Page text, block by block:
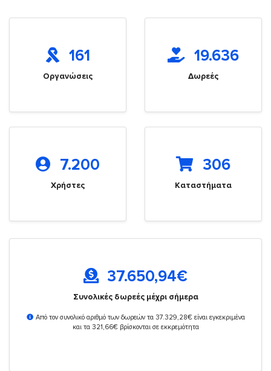
161
Οργανώσεις
19.636
Δωρεές
7.200
Χρήστες
306
Καταστήματα
37.650,94€
Συνολικές δωρεές μέχρι σήμερα
Από τον συνολικό αριθμό των δωρεών τα 37.329,28€ είναι εγκεκριμένα
και τα 321,66€ βρίσκονται σε εκκρεμότητα